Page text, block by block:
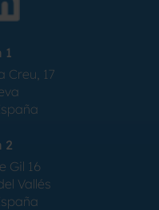
1
Creu, 17
2
Gil 16
Vallés